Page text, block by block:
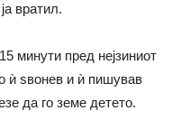
вратил.
минути пред нејзиниот
ѝ ѕвонев и ѝ пишував
да го земе детето.